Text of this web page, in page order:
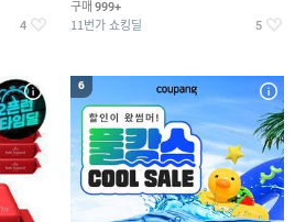
4
구매 999+
11번가 쇼킹딜 5
6